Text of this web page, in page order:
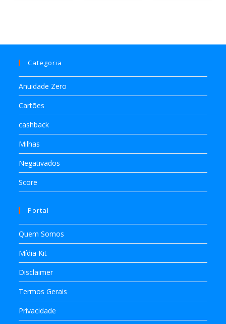
Categoria
Anuidade Zero
Cartões
cashback
Milhas
Negativados
Score
Portal
Quem Somos
Mídia Kit
Disclaimer
Termos Gerais
Privacidade